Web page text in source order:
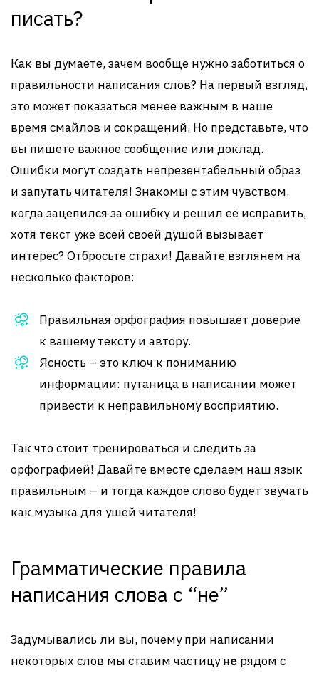
писать?
Как вы думаете, зачем вообще нужно заботиться о
правильности написания слов? На первый взгляд,
это может показаться менее важным в наше
время смайлов и сокращений. Но представьте, что
вы пишете важное сообщение или доклад.
Ошибки могут создать непрезентабельный образ
и запутать читателя! Знакомы с этим чувством,
когда зацепился за ошибку и решил её исправить,
хотя текст уже всей своей душой вызывает
интерес? Отбросьте страхи! Давайте взглянем на
несколько факторов:
Правильная орфография повышает доверие
к вашему тексту и автору.
Ясность – это ключ к пониманию
информации: путаница в написании может
привести к неправильному восприятию.
Так что стоит тренироваться и следить за
орфографией! Давайте вместе сделаем наш язык
правильным – и тогда каждое слово будет звучать
как музыка для ушей читателя!
Грамматические правила
написания слова с “не”
Задумывались ли вы, почему при написании
некоторых слов мы ставим частицуне рядом с